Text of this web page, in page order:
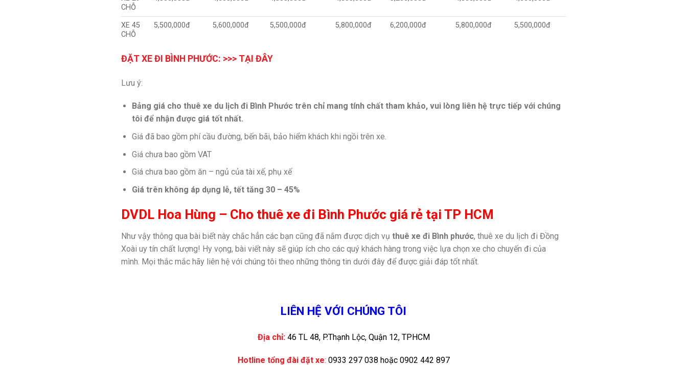
CHỖ
XE 45
CHỖ
5,500,000đ 5,600,000đ 5,500,000đ 5,800,000đ 6,200,000đ 5,800,000đ 5,500,000đ
ĐẶT XE ĐI BÌNH PHƯỚC: >>> TẠI ĐÂY
Lưu ý:
Bảng giá cho thuê xe du lịch đi Bình Phước trên chỉ mang tính chất tham khảo, vui lòng liên hệ trực tiếp với chúng
tôi để nhận được giá tốt nhất.
Giá đã bao gồm phí cầu đường, bến bãi, bảo hiểm khách khi ngồi trên xe.
Giá chưa bao gồm VAT
Giá chưa bao gồm ăn – ngủ của tài xế, phụ xế
Giá trên không áp dụng lễ, tết tăng 30 – 45%
DVDL Hoa Hùng – Cho thuê xe đi Bình Phước giá rẻ tại TP HCM
Như vậy thông qua bài biết này chắc hẳn các bạn cũng đã nắm được dịch vụ thuê xe đi Bình phước, thuê xe du lịch đi Đồng
Xoài uy tín chất lượng! Hy vọng, bài viết này sẽ giúp ích cho các quý khách hàng trong việc lựa chọn xe cho chuyến đi của
mình. Mọi thắc mắc hãy liên hệ với chúng tôi theo những thông tin dưới đây để được giải đáp tốt nhất.
LIÊN HỆ VỚI CHÚNG TÔI
Địa chỉ:46 TL 48, P.Thạnh Lộc, Quận 12, TPHCM
Hotline tổng đài đặt xe: 0933 297 038 hoặc 0902 442 897